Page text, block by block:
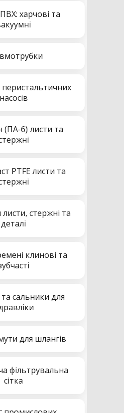
харчові та
насосів
(ПА-6) листи та
PTFE листи та
стержні та
деталі
клинові та
сальники для
для шлангів
фільтрувальна
сітка